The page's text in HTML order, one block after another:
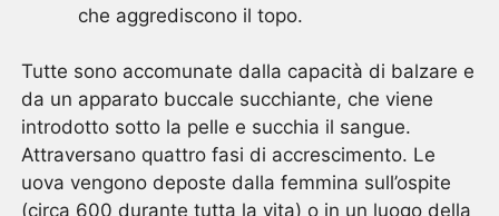
che aggrediscono il topo.
Tutte sono accomunate dalla capacità di balzare e
da un apparato buccale succhiante, che viene
introdotto sotto la pelle e succhia il sangue.
Attraversano quattro fasi di accrescimento. Le
uova vengono deposte dalla femmina sull’ospite
(circa 600 durante tutta la vita) o in un luogo della